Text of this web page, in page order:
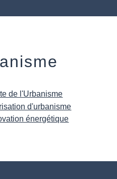
de l'Urbanisme
d'urbanisme
énergétique